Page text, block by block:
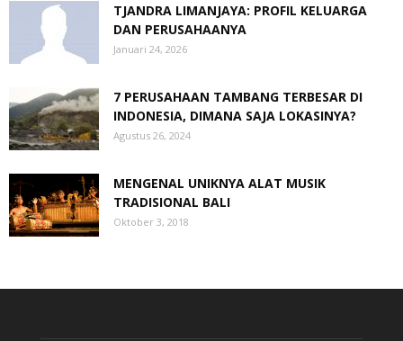
TJANDRA LIMANJAYA: PROFIL KELUARGA
DAN PERUSAHAANYA
Januari 24, 2026
7 PERUSAHAAN TAMBANG TERBESAR DI
INDONESIA, DIMANA SAJA LOKASINYA?
Agustus 26, 2024
MENGENAL UNIKNYA ALAT MUSIK
TRADISIONAL BALI
Oktober 3, 2018